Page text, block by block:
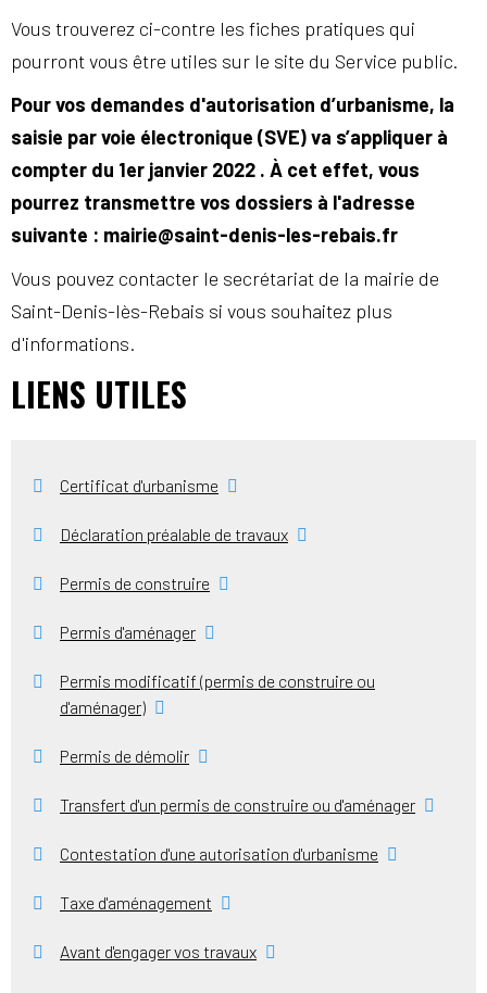
Vous trouverez ci-contre les fiches pratiques qui
pourront vous être utiles sur le site du Service public.
Pour vos demandes d'autorisation d’urbanisme, la
saisie par voie électronique (SVE) va s’appliquer à
compter du 1er janvier 2022 . À cet effet, vous
pourrez transmettre vos dossiers à l'adresse
suivante : mairie@saint-denis-les-rebais.fr
Vous pouvez contacter le secrétariat de la mairie de
Saint-Denis-lès-Rebais si vous souhaitez plus
d'informations.
LIENS UTILES
Certificat d'urbanisme
Déclaration préalable de travaux
Permis de construire
Permis d'aménager
Permis modificatif (permis de construire ou
d'aménager)
Permis de démolir
Transfert d'un permis de construire ou d'aménager
Contestation d'une autorisation d'urbanisme
Taxe d'aménagement
Avant d'engager vos travaux